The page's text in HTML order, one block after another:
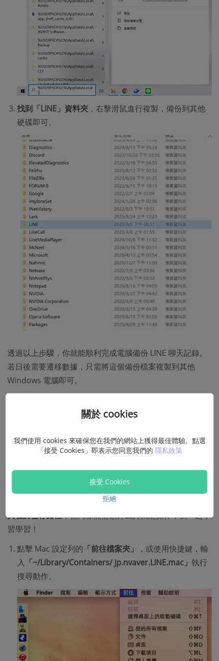
找到「LINE」資料夾 ，右擊滑鼠進行複製，備份到其他
硬碟即可。
透過以上步驟，你就能順利完成電腦備份 LINE 聊天記錄。
若日後需要遷移數據，只需將這個備份檔案複製到其他
Windows 電腦即可。
LINE 備份失敗 」的解決方案，排查是否為
個問題。
Mac LINE 電腦版備份實用指南
Mac LINE 電腦版備份步驟與 Windows 略有不同，
異在於儲存路徑，但同樣無需額外工具就能操作，快一起學
習學習！
點擊 Mac 設定列的 「前往檔案夾」
，或使用快捷鍵，輸
入 「~/Library/Containers/ jp.nvaver.LINE.mac」 執行
搜尋動作。
關於 cookies
我們使用 cookies 來確保您在我們的網站上獲得最佳體驗。點選
「接受 Cookies」即表示您同意我們的 隱私政策
接受 Cookies
拒絕